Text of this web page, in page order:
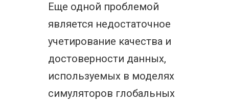
Еще одной проблемой
является недостаточное
учетирование качества и
достоверности данных,
используемых в моделях
симуляторов глобальных